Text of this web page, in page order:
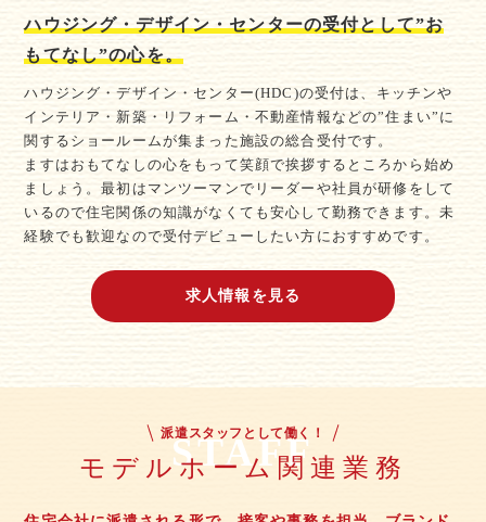
ハウジング・デザイン・センターの受付として”お
もてなし”の心を。
ハウジング・デザイン・センター(HDC)の受付は、キッチンや
インテリア・新築・リフォーム・不動産情報などの”住まい”に
関するショールームが集まった施設の総合受付です。
ますはおもてなしの心をもって笑顔で挨拶するところから始め
ましょう。最初はマンツーマンでリーダーや社員が研修をして
いるので住宅関係の知識がなくても安心して勤務できます。未
経験でも歓迎なので受付デビューしたい方におすすめです。
求人情報を見る
STAFF
派遣スタッフとして働く！
モデルホーム関連業務